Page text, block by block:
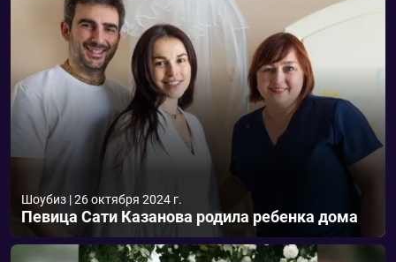
Шоубиз |26 октября 2024 г.
Певица Сати Казанова родила ребенка дома